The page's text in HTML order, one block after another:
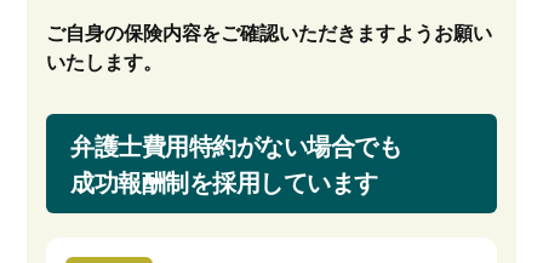
ご自身の保険内容をご確認いただきますようお願い
いたします。
弁護士費用特約がない場合でも
成功報酬制を採用しています